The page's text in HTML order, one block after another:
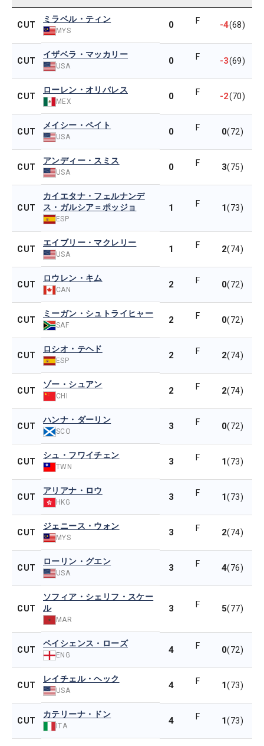
CUT
ミラベル・ティン
MYS
0 F -4(68)
CUT
イザベラ・マッカリー
USA 0 F -3(69)
CUT
ローレン・オリバレス
MEX 0 F -2(70)
CUT
メイシー・ペイト
USA 0 F 0(72)
CUT
アンディー・スミス
USA 0 F 3(75)
CUT
カイエタナ・フェルナンデ
ス・ガルシア＝ポッジョ
ESP
1 F 1(73)
CUT
エイブリー・マクレリー
USA 1 F 2(74)
CUT
ロウレン・キム
CAN 2 F 0(72)
CUT
ミーガン・シュトライヒャー
SAF 2 F 0(72)
CUT
ロシオ・テヘド
ESP 2 F 2(74)
CUT
ゾー・シュアン
CHI 2 F 2(74)
CUT
ハンナ・ダーリン
SCO 3 F 0(72)
CUT
シュ・フワイチェン
TWN 3 F 1(73)
CUT
アリアナ・ロウ
HKG 3 F 1(73)
CUT
ジェニース・ウォン
MYS 3 F 2(74)
CUT
ローリン・グエン
USA 3 F 4(76)
CUT
ソフィア・シェリフ・スケー
ル
MAR
3 F 5(77)
CUT
ペイシェンス・ローズ
ENG 4 F 0(72)
CUT
レイチェル・ヘック
USA 4 F 1(73)
CUT
カテリーナ・ドン
ITA 4 F 1(73)